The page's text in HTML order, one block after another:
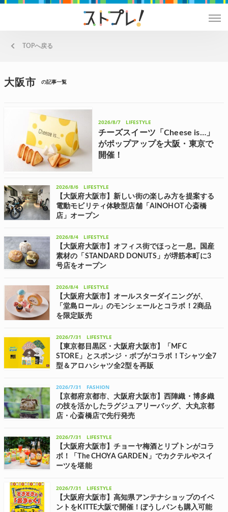
TOPへ戻る
大阪市 の記事一覧
2026/8/7 LIFESTYLE
チーズスイーツ「Cheese is…」
がポップアップを大阪・東京で
開催！
ーツブランド「Cheese is…(チーズイズ)」のポッ...
2026/8/6
LIFESTYLE
【大阪府大阪市】新しい街の楽しみ方を提案する
電動モビリティ体験型店舗「AINOHOT 心斎橋
店」オープン
をグランドオープンする。 観光客や地域の人々に新たなモビリティ体
験を提供...
2026/8/4
LIFESTYLE
【大阪府大阪市】オフィス街でほっと一息。国産
素材の「STANDARD DONUTS」が堺筋本町に3
号店をオープン
DONUTS 堺筋本町店」を大阪市中央区の堺筋本町エリアにオープンし
た。...
2026/8/4
LIFESTYLE
【大阪府大阪市】オールスターダイニングが、
「堂島ロール」のモンシェールとコラボ！2商品
を限定販売
日(土)～31日(月)の1か月の期間限定で実施。 コラボメニューとして
「堂島ロールとプティスイ...
2026/7/31
LIFESTYLE
【東京都目黒区・大阪府大阪市】「MFC
STORE」とスポンジ・ボブがコラボ！Tシャツ全7
型＆アロハシャツ全2型を再販
リカの人気アニメ『SpongeBob SquarePants(スポンジ・ボブ)』との...
2026/7/31
FASHION
【京都府京都市、大阪府大阪市】西陣織・博多織
の技を活かしたラグジュアリーバッグ、大丸京都
店・心斎橋店で先行発売
「JAPAN EDITION」を、大丸京都店・大丸心斎橋店のポップアップス
トアにて先行発売...
2026/7/31
LIFESTYLE
【大阪府大阪市】チョーヤ梅酒とリプトンがコラ
ボ！「The CHOYA GARDEN」でカクテルやスイ
ーツを堪能
間で開催。紅茶ブランドのリプトンとコラボし、ドリンクやスイーツ...
2026/7/31
LIFESTYLE
【大阪府大阪市】高知県アンテナショップのイベ
ントをKITTE大阪で開催！ぼうしパンも購入可能